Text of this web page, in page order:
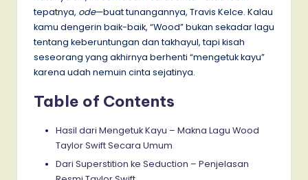
tepatnya, ode—buat tunangannya, Travis Kelce. Kalau
kamu dengerin baik-baik, “Wood” bukan sekadar lagu
tentang keberuntungan dan takhayul, tapi kisah
seseorang yang akhirnya berhenti “mengetuk kayu”
karena udah nemuin cinta sejatinya.
Table of Contents
Hasil dari Mengetuk Kayu – Makna Lagu Wood
Taylor Swift Secara Umum
Dari Superstition ke Seduction – Penjelasan